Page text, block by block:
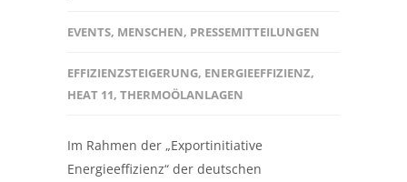
EVENTS, MENSCHEN, PRESSEMITTEILUNGEN
EFFIZIENZSTEIGERUNG, ENERGIEEFFIZIENZ,
HEAT 11, THERMOÖLANLAGEN
Im Rahmen der „Exportinitiative
Energieeffizienz“ der deutschen